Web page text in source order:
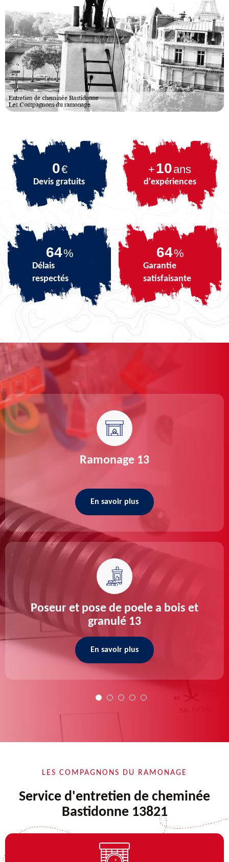
0€
Devis gratuits
+10ans
d'expériences
80%
Délais
respectés
80%
Garantie
satisfaisante
Ramonage 13
En savoir plus
Poseur et pose de poele a bois et
granulé 13
En savoir plus
LES COMPAGNONS DU RAMONAGE
Service d'entretien de cheminée
Bastidonne 13821